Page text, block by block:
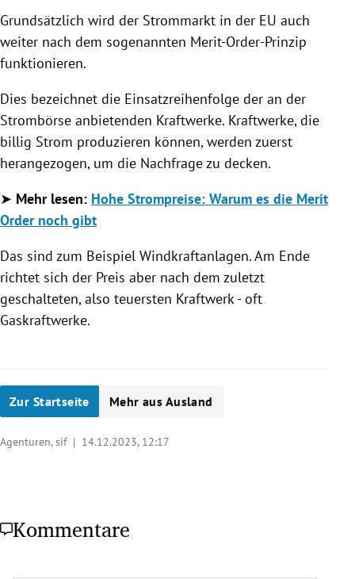
Grundsätzlich wird der Strommarkt in der EU auch
weiter nach dem sogenannten Merit-Order-Prinzip
funktionieren.
Dies bezeichnet die Einsatzreihenfolge der an der
Strombörse anbietenden Kraftwerke. Kraftwerke, die
billig Strom produzieren können, werden zuerst
herangezogen, um die Nachfrage zu decken.
➤ Mehr lesen: Hohe Strompreise: Warum es die Merit
Order noch gibt
Das sind zum Beispiel Windkraftanlagen. Am Ende
richtet sich der Preis aber nach dem zuletzt
geschalteten, also teuersten Kraftwerk - oft
Gaskraftwerke.
Zur Startseite Mehr aus Ausland
Agenturen, sif | 14.12.2023, 12:17
Kommentare